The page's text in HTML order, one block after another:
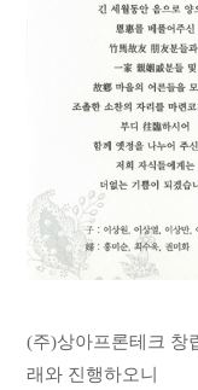
(주)상아프론테크 창
래와 진행하오니